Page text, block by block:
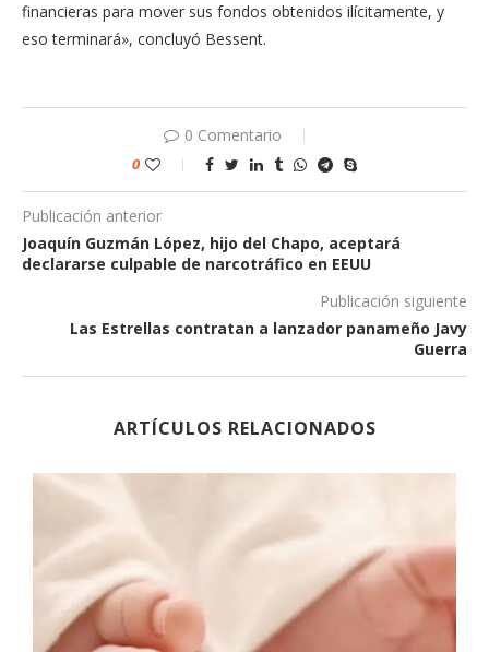
financieras para mover sus fondos obtenidos ilícitamente, y
eso terminará», concluyó Bessent.
0 Comentario
0
Publicación anterior
Joaquín Guzmán López, hijo del Chapo, aceptará
declararse culpable de narcotráfico en EEUU
Publicación siguiente
Las Estrellas contratan a lanzador panameño Javy
Guerra
ARTÍCULOS RELACIONADOS